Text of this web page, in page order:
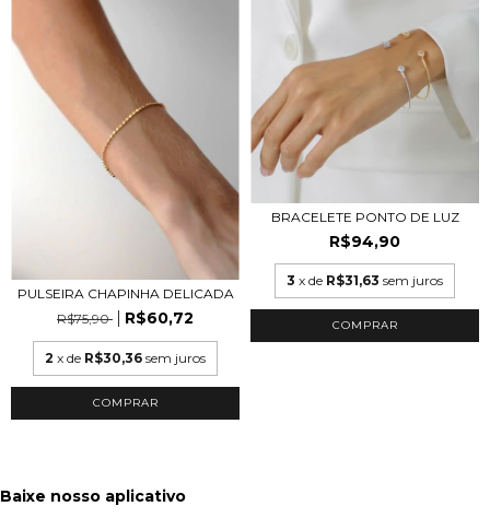
PULSEIRA CHAPINHA DELICADA
R$75,90
R$60,72
2 x de R$30,36 sem juros
COMPRAR
BRACELETE PONTO DE LUZ
R$94,90
3 x de R$31,63 sem juros
COMPRAR
Baixe nosso aplicativo